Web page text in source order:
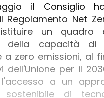
il Consiglio
Regolamento Net
un quadro
della capacità di
a zero emissioni, al
dell'Unione per il
a un
di